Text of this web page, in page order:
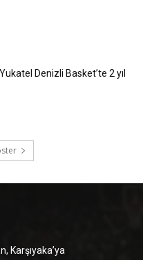
Denizli Basket’te 2 yıl
Karşıyaka’ya